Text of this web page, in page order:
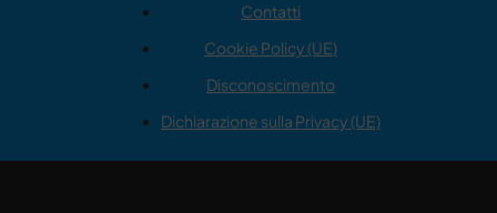
Contatti
Cookie Policy (UE)
Disconoscimento
Dichiarazione sulla Privacy (UE)